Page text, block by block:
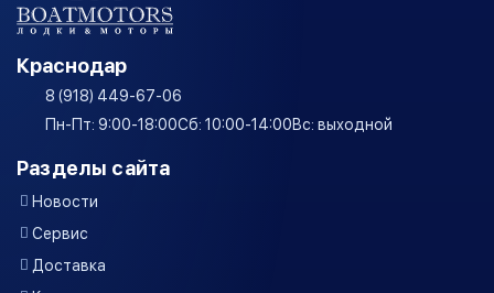
Краснодар
8 (918) 449-67-06
Пн-Пт: 9:00-18:00Сб: 10:00-14:00Вс: выходной
Разделы сайта
Новости
Сервис
Доставка